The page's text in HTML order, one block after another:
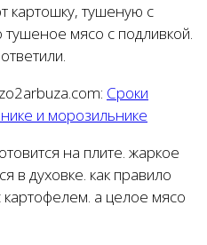
картошку, тушеную с
мясо с подливкой.
Сроки
и морозильнике
на плите. жаркое
в духовке. как правило
а целое мясо